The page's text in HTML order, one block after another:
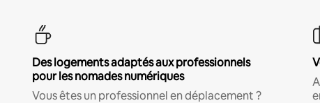
Des logements adaptés aux professionnels
pour les nomades numériques
Vous êtes un professionnel en déplacement ?